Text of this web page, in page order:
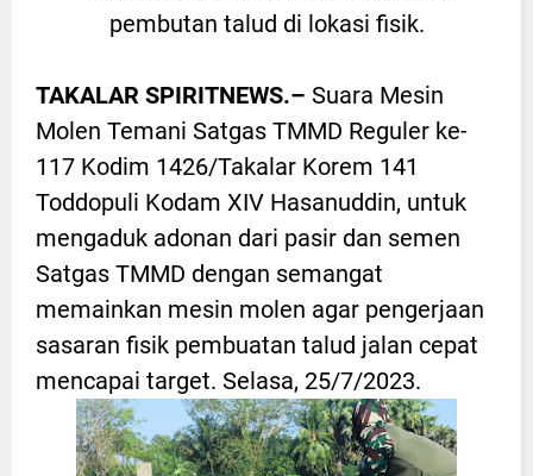
pembutan talud di lokasi fisik.
TAKALAR SPIRITNEWS.– Suara Mesin
Molen Temani Satgas TMMD Reguler ke-
117 Kodim 1426/Takalar Korem 141
Toddopuli Kodam XIV Hasanuddin, untuk
mengaduk adonan dari pasir dan semen
Satgas TMMD dengan semangat
memainkan mesin molen agar pengerjaan
sasaran fisik pembuatan talud jalan cepat
mencapai target. Selasa, 25/7/2023.